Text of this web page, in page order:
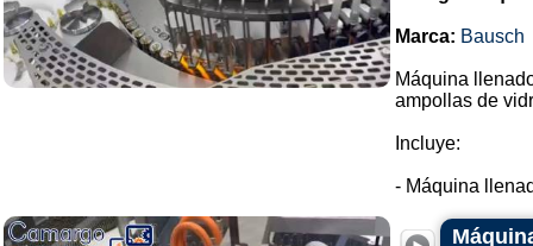
Marca: Bausch
Máquina
ampollas de
Incluye:
- Máquina